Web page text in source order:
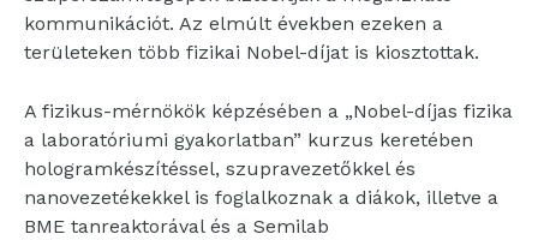
kommunikációt. Az elmúlt években ezeken a
területeken több fizikai Nobel-díjat is kiosztottak.
A fizikus-mérnökök képzésében a „Nobel-díjas fizika
a laboratóriumi gyakorlatban” kurzus keretében
hologramkészítéssel, szupravezetőkkel és
nanovezetékekkel is foglalkoznak a diákok, illetve a
BME tanreaktorával és a Semilab